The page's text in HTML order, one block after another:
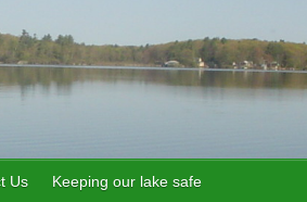
Us Keeping our lake safe